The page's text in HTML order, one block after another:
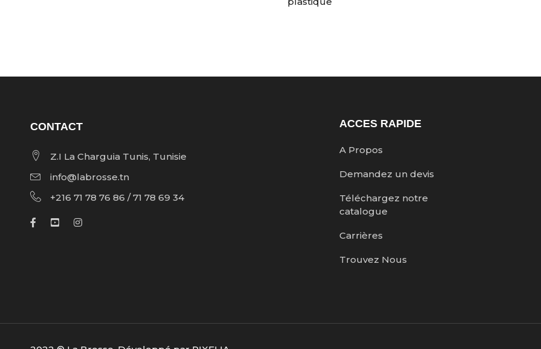
CONTACT
Z.I La Charguia Tunis, Tunisie
info@labrosse.tn
+216 71 78 76 86 / 71 78 69 34
ACCES RAPIDE
A Propos
Demandez un devis
Téléchargez notre
catalogue
Carrières
Trouvez Nous